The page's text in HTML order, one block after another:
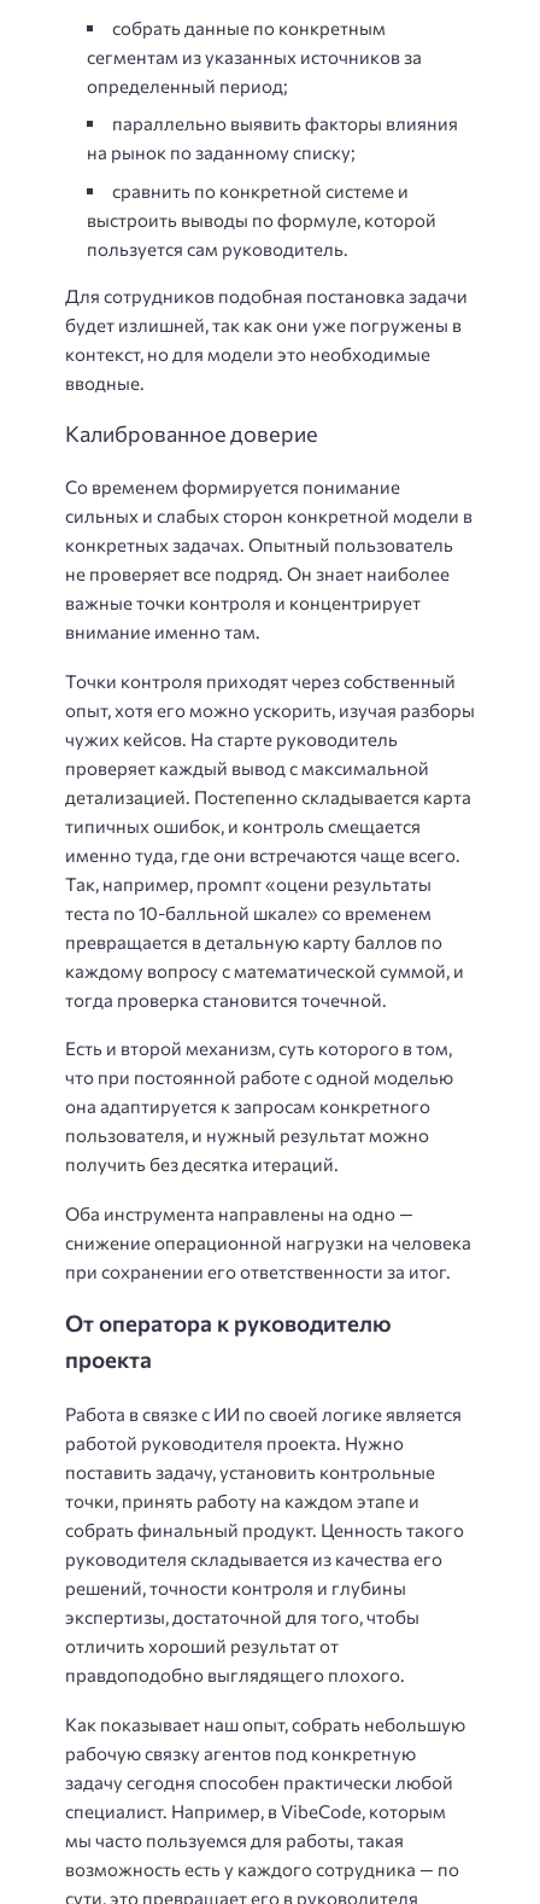
собрать данные по конкретным
сегментам из указанных источников за
определенный период;
параллельно выявить факторы влияния
на рынок по заданному списку;
сравнить по конкретной системе и
выстроить выводы по формуле, которой
пользуется сам руководитель.
Для сотрудников подобная постановка задачи
будет излишней, так как они уже погружены в
контекст, но для модели это необходимые
вводные.
Калиброванное доверие
Со временем формируется понимание
сильных и слабых сторон конкретной модели в
конкретных задачах. Опытный пользователь
не проверяет все подряд. Он знает наиболее
важные точки контроля и концентрирует
внимание именно там.
Точки контроля приходят через собственный
опыт, хотя его можно ускорить, изучая разборы
чужих кейсов. На старте руководитель
проверяет каждый вывод с максимальной
детализацией. Постепенно складывается карта
типичных ошибок, и контроль смещается
именно туда, где они встречаются чаще всего.
Так, например, промпт «оцени результаты
теста по 10-балльной шкале» со временем
превращается в детальную карту баллов по
каждому вопросу с математической суммой, и
тогда проверка становится точечной.
Есть и второй механизм, суть которого в том,
что при постоянной работе с одной моделью
она адаптируется к запросам конкретного
пользователя, и нужный результат можно
получить без десятка итераций.
Оба инструмента направлены на одно —
снижение операционной нагрузки на человека
при сохранении его ответственности за итог.
От оператора к руководителю
проекта
Работа в связке с ИИ по своей логике является
работой руководителя проекта. Нужно
поставить задачу, установить контрольные
точки, принять работу на каждом этапе и
собрать финальный продукт. Ценность такого
руководителя складывается из качества его
решений, точности контроля и глубины
экспертизы, достаточной для того, чтобы
отличить хороший результат от
правдоподобно выглядящего плохого.
Как показывает наш опыт, собрать небольшую
рабочую связку агентов под конкретную
задачу сегодня способен практически любой
специалист. Например, в VibeCode, которым
мы часто пользуемся для работы, такая
возможность есть у каждого сотрудника — по
сути, это превращает его в руководителя